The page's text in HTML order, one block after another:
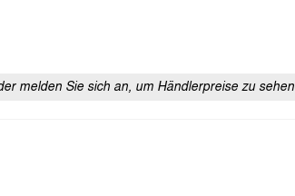
melden Sie sich an, um Händlerpreise zu sehen